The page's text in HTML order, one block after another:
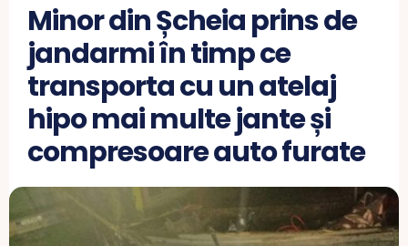
Minor din Șcheia prins de
jandarmi în timp ce
transporta cu un atelaj
hipo mai multe jante și
compresoare auto furate